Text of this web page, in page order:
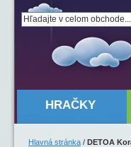
HRAČKY
Hlavná stránka / DETOA